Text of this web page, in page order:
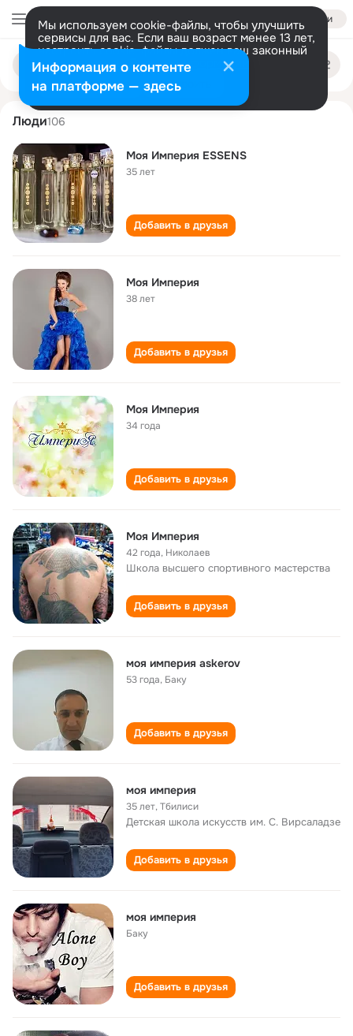
Войти
Мы используем cookie-файлы, чтобы улучшить
сервисы для вас. Если ваш возраст менее 13 лет,
настроить cookie-файлы должен ваш законный
представитель. Больше информации
Разрешить все Настроить
Поиск
людям
moya imperiya
Люди106
Моя Империя ЕSSENS
35 лет
Добавить в друзья
Моя Империя
38 лет
Добавить в друзья
Моя Империя
34 года
Добавить в друзья
Моя Империя
42 года, Николаев
Школа высшего спортивного мастерства
Добавить в друзья
моя империя askerov
53 года, Баку
Добавить в друзья
моя империя
35 лет,Тбилиси
Детская школа искусств им. С. Вирсаладзе
Добавить в друзья
моя империя
Баку
Добавить в друзья
Информация о контенте
на платформе — здесь